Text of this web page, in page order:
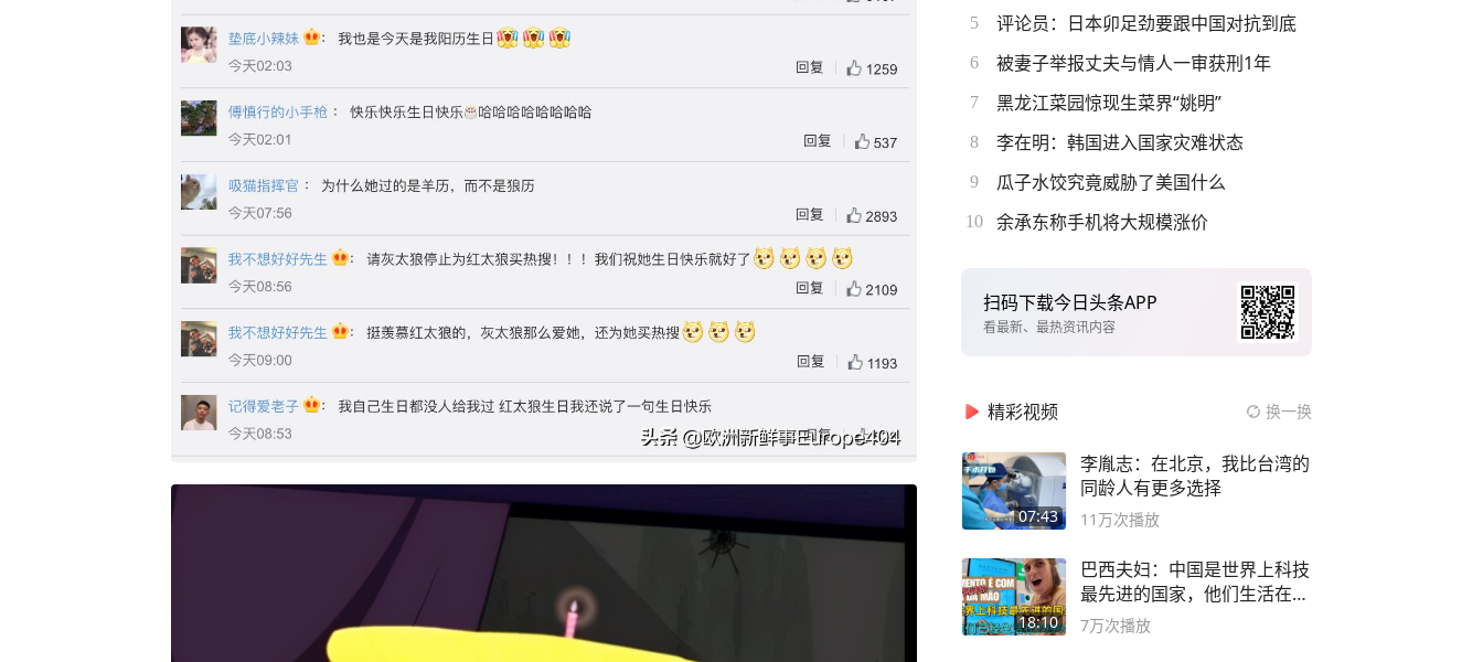
5 评论员：日本卯足劲要跟中国对抗到底
6 被妻子举报丈夫与情人一审获刑1年
7 黑龙江菜园惊现生菜界“姚明”
8 李在明：韩国进入国家灾难状态
9 瓜子水饺究竟威胁了美国什么
10 余承东称手机将大规模涨价
扫码下载今日头条APP
看最新、最热资讯内容
精彩视频 换一换
07:43
李胤志：在北京，我比台湾的
同龄人有更多选择
11万次播放
18:10
巴西夫妇：中国是世界上科技
最先进的国家，他们生活在
2999年
7万次播放